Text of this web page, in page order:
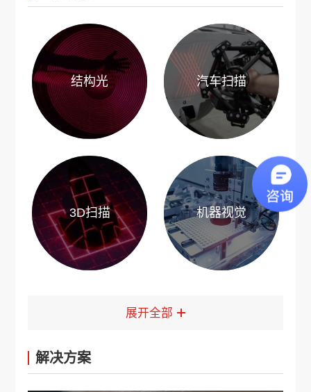
结构光 汽车扫描
3D扫描 机器视觉
展开全部
解决方案